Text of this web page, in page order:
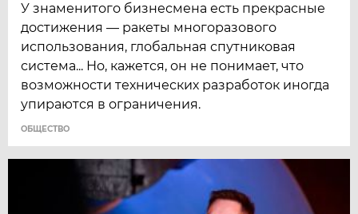
У знаменитого бизнесмена есть прекрасные
достижения — ракеты многоразового
использования, глобальная спутниковая
система... Но, кажется, он не понимает, что
возможности технических разработок иногда
упираются в ограничения.
ОБЩЕСТВО